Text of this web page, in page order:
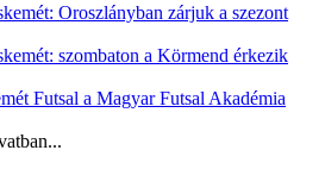
Oroszlányban zárjuk a szezont
szombaton a Körmend érkezik
Futsal a Magyar Futsal Akadémia